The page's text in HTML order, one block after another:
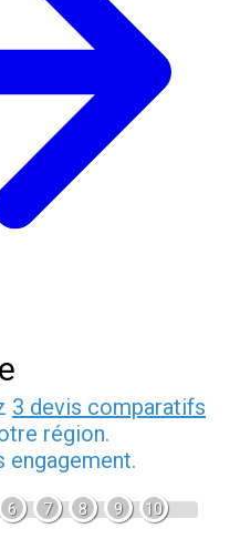
3 devis comparatifs
région.
engagement.
6 7 8 9 10